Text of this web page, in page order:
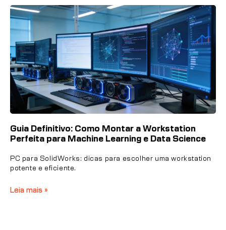
Guia Definitivo: Como Montar a Workstation
Perfeita para Machine Learning e Data Science
PC para SolidWorks: dicas para escolher uma workstation
potente e eficiente.
Leia mais »